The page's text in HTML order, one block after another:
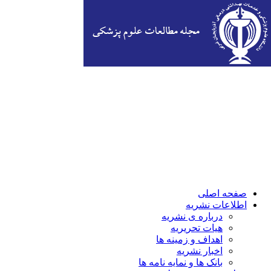
صفحه اصلی
اطلاعات نشریه
درباره ی نشریه
هیات تحریریه
اهداف و زمینه ها
اخبار نشریه
بانک ها و نمایه نامه ها